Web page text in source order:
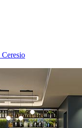
Ceresio